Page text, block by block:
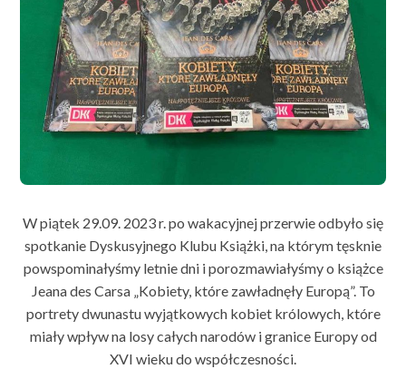
W piątek 29.09. 2023 r. po wakacyjnej przerwie odbyło się
spotkanie Dyskusyjnego Klubu Książki, na którym tęsknie
powspominałyśmy letnie dni i porozmawiałyśmy o książce
Jeana des Carsa „Kobiety, które zawładnęły Europą”. To
portrety dwunastu wyjątkowych kobiet królowych, które
miały wpływ na losy całych narodów i granice Europy od
XVI wieku do współczesności.